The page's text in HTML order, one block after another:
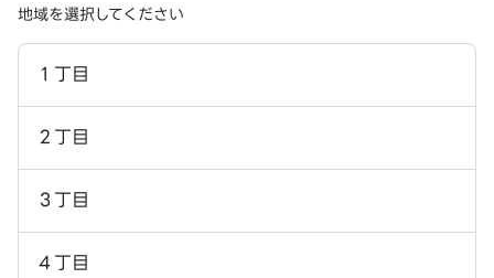
地域を選択してください
１丁目
２丁目
３丁目
４丁目